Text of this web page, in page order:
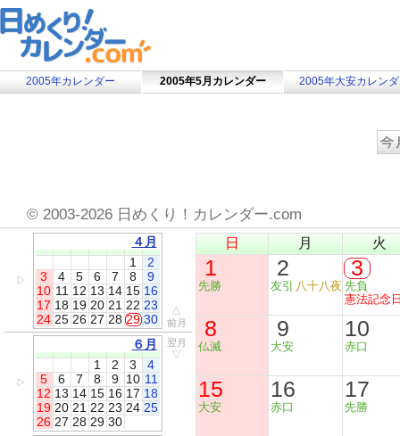
2005年カレンダー 2005年5月カレンダー 2005年大安カレン
© 2003-2026 日めくり！カレンダー.com
▷
４月
1
2
3
4 5 6 7 8
9
10 11 12 13 14 15 16
17 18 19 20 21 22 23
24 25 26 27 28 29 30
△
前月
▷
６月
1
2 3
4
5
6 7 8 9 10 11
12 13 14 15 16 17 18
19 20 21 22 23 24 25
26 27 28 29 30
翌月
▽
日 月 火
1
先勝
2
友引 八十八夜
3
先負
憲法記念
8
仏滅
9
大安
10
赤口
15
大安
16
赤口
17
先勝